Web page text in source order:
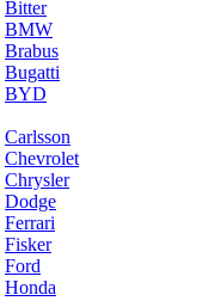
Bitter
BMW
Brabus
Bugatti
BYD
Carlsson
Chevrolet
Chrysler
Dodge
Ferrari
Fisker
Ford
Honda